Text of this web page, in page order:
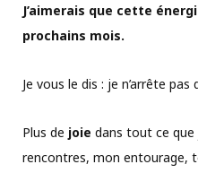
J’aimerais que cette
prochains mois.
Je vous le dis : je n’arrête pas
Plus de joie dans tout ce que
rencontres, mon entourage,